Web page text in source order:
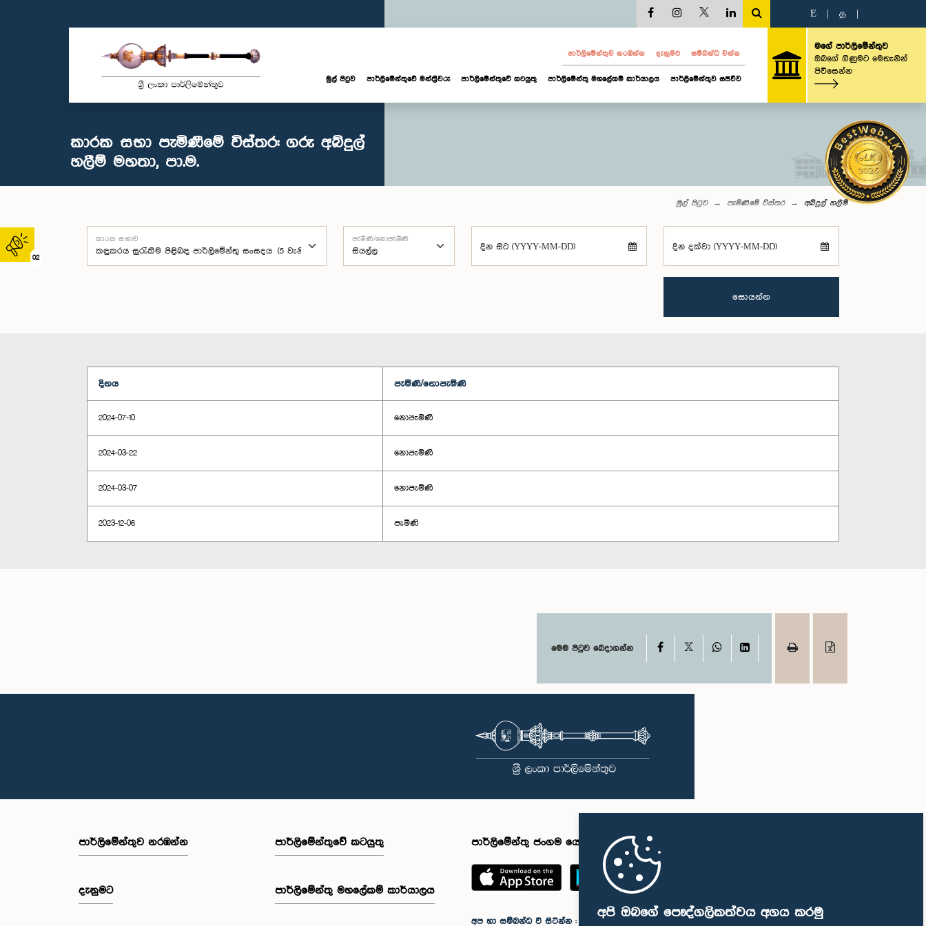
අපි ඔබගේ පෞද්ගලිකත්වය අගය කරමු
02
E த
පාර්ලි‌මේන්තුව නරඹන්න දැනුමට සම්බන්ධ වන්න
මුල් පිටුව පාර්ලි‌මේන්තුවේ මන්ත්‍රීවරු පාර්ලිමේන්තුවේ කටයුතු පාර්ලිමේන්තු මහලේකම් කාර්යාලය පාර්ලිමේන්තුව සජීවීව
මගේ පාර්ලිමේන්තුව
ඔබගේ ගිණුමට මෙතැනින්
පිවිසෙන්න
කාරක සභා පැමිණීමේ විස්තර: ගරු අබ්දුල්
හලීම් මහතා, පා.ම.
මුල් පිටුව පැමිණීමේ විස්තර අබ්දුල් හලීම්
කාරක සභාව පැමිණි/නොපැමිණි
දින සිට (YYYY-MM-DD) දින දක්වා (YYYY-MM-DD)
සොයන්න
දිනය පැමිණි/නොපැමිණි
2024-07-10 නොපැමිණි
2024-03-22 නොපැමිණි
2024-03-07 නොපැමිණි
2023-12-06 පැමිණි
මෙම පිටුව බෙදාගන්න Facebook WhatsAppLinkedIn
පාර්ලි‌මේන්තුව නරඹන්න
දැනුමට
පාර්ලිමේන්තුවේ කටයුතු
පාර්ලිමේන්තු මහලේකම් කාර්යාලය
පාර්ලිමේන්තු ජංගම යෙදුම
අප හා සම්බන්ධ වී සිටින්න :